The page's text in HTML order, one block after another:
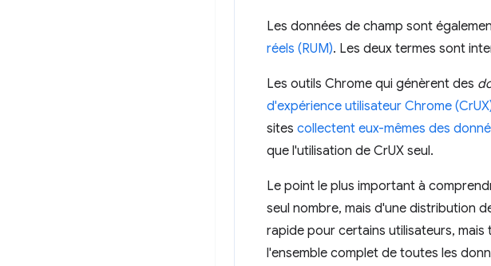
Les données de champ sont
réels (RUM). Les deux termes sont
Les outils Chrome qui génèrent des
d'expérience utilisateur Chrome
sites collectent eux-mêmes des
que l'utilisation de CrUX seul.
Le point le plus important à
seul nombre, mais d'une distribution
rapide pour certains utilisateurs,
l'ensemble complet de toutes les